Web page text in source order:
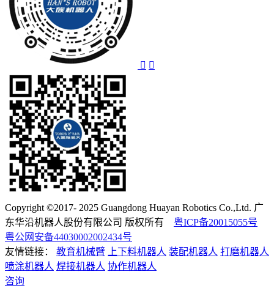
Copyright ©2017- 2025 Guangdong Huayan Robotics Co.,Ltd. 广
东华沿机器人股份有限公司 版权所有 粤ICP备20015055号
粤公网安备44030002002434号
友情链接：
教育机械臂 上下料机器人 装配机器人 打磨机器人
喷涂机器人 焊接机器人 协作机器人
咨询